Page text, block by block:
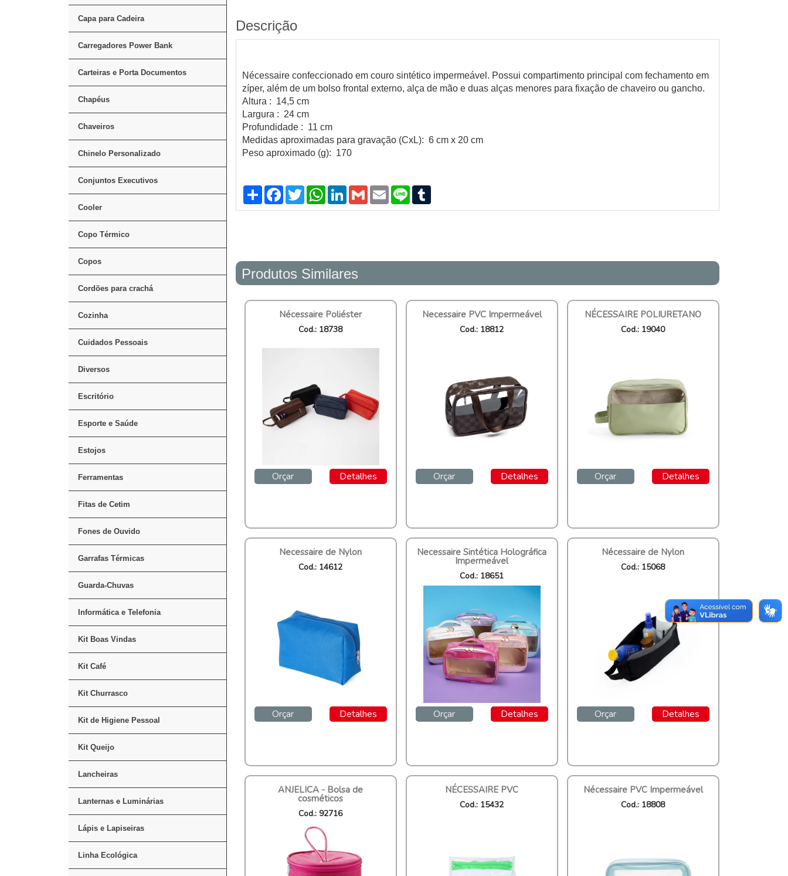
Capa para Cadeira
Carregadores Power Bank
Carteiras e Porta Documentos
Chapéus
Chaveiros
Chinelo Personalizado
Conjuntos Executivos
Cooler
Copo Térmico
Copos
Cordões para crachá
Cozinha
Cuidados Pessoais
Diversos
Escritório
Esporte e Saúde
Estojos
Ferramentas
Fitas de Cetim
Fones de Ouvido
Garrafas Térmicas
Guarda-Chuvas
Informática e Telefonia
Kit Boas Vindas
Kit Café
Kit Churrasco
Kit de Higiene Pessoal
Kit Queijo
Lancheiras
Lanternas e Luminárias
Lápis e Lapiseiras
Linha Ecológica
Descrição
Nécessaire confeccionado em couro sintético impermeável. Possui compartimento principal com fechamento em
zíper, além de um bolso frontal externo, alça de mão e duas alças menores para fixação de chaveiro ou gancho.
Altura : 14,5 cm
Largura : 24 cm
Profundidade : 11 cm
Medidas aproximadas para gravação (CxL): 6 cm x 20 cm
Peso aproximado (g): 170
Compartilhar
Facebook
TwitterWhatsApp
LinkedIn
GmailEmailLine
Produtos Similares
Nécessaire Poliéster
Cod.: 18738
Orçar Detalhes
Necessaire PVC Impermeável
Cod.: 18812
Orçar Detalhes
NÉCESSAIRE POLIURETANO
Cod.: 19040
Orçar Detalhes
Necessaire de Nylon
Cod.: 14612
Orçar Detalhes
Necessaire Sintética Holográfica
Impermeável
Cod.: 18651
Orçar Detalhes
Nécessaire de Nylon
Cod.: 15068
Orçar Detalhes
ANJELICA - Bolsa de
cosméticos
Cod.: 92716
NÉCESSAIRE PVC
Cod.: 15432
Nécessaire PVC Impermeável
Cod.: 18808